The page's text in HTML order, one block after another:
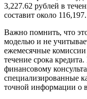
3,227.62 рублей в
составит около
Важно помнить, что
моделью и не
ежемесячные
течение срока
финансовому
специализированные
точной информации о